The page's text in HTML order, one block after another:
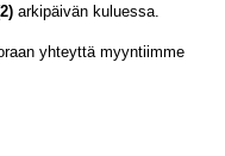
arkipäivän kuluessa.
yhteyttä myyntiimme